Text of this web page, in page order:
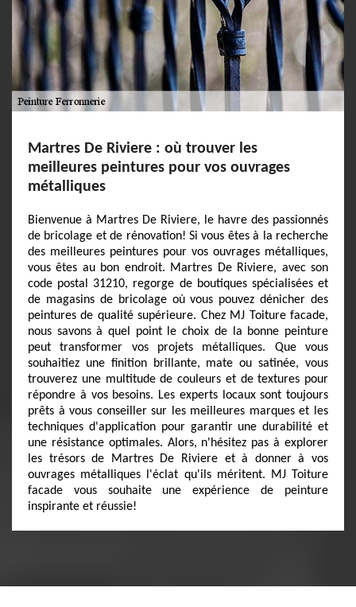
Martres De Riviere : où trouver les
meilleures peintures pour vos ouvrages
métalliques
Bienvenue à Martres De Riviere, le havre des passionnés
de bricolage et de rénovation! Si vous êtes à la recherche
des meilleures peintures pour vos ouvrages métalliques,
vous êtes au bon endroit. Martres De Riviere, avec son
code postal 31210, regorge de boutiques spécialisées et
de magasins de bricolage où vous pouvez dénicher des
peintures de qualité supérieure. Chez MJ Toiture facade,
nous savons à quel point le choix de la bonne peinture
peut transformer vos projets métalliques. Que vous
souhaitiez une finition brillante, mate ou satinée, vous
trouverez une multitude de couleurs et de textures pour
répondre à vos besoins. Les experts locaux sont toujours
prêts à vous conseiller sur les meilleures marques et les
techniques d'application pour garantir une durabilité et
une résistance optimales. Alors, n'hésitez pas à explorer
les trésors de Martres De Riviere et à donner à vos
ouvrages métalliques l'éclat qu'ils méritent. MJ Toiture
facade vous souhaite une expérience de peinture
inspirante et réussie!